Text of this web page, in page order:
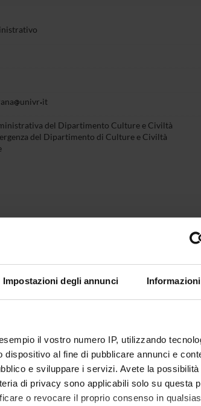
Impostazioni degli annunci
il vostro numero IP, utilizzando
al fine di pubblicare annunci e
e sviluppare i servizi. Avete la
di privacy sono applicabili solo su questa
o revocare il proprio consenso in
univr it
del Dipartimento Culture e Civiltà
del Dipartimento di Culture e Civiltà
Culture e Civiltà - Dipartimento